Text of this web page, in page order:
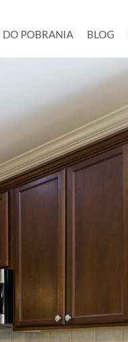
DO POBRANIA BLOG